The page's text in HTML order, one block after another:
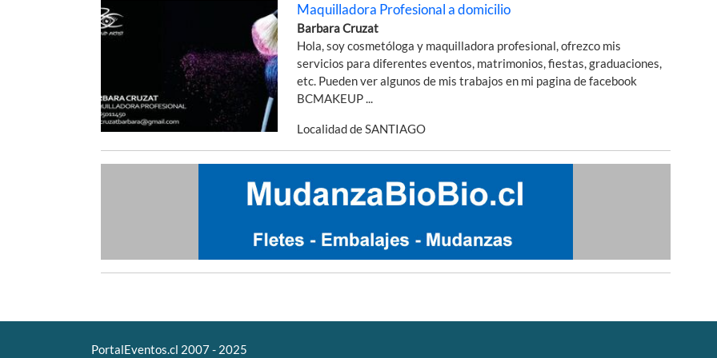
Maquilladora Profesional a domicilio
Barbara Cruzat
Hola, soy cosmetóloga y maquilladora profesional, ofrezco mis
servicios para diferentes eventos, matrimonios, fiestas, graduaciones,
etc. Pueden ver algunos de mis trabajos en mi pagina de facebook
BCMAKEUP ...
Localidad de SANTIAGO
PortalEventos.cl 2007 - 2025